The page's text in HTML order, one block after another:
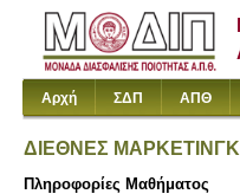
Αρχή ΣΔΠ ΑΠΘ
ΔΙΕΘΝΕΣ ΜΑΡΚΕΤΙΝΓΚ
Πληροφορίες Μαθήματος